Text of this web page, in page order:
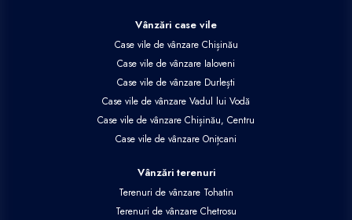
Vânzări case vile
Case vile de vânzare Chișinău
Case vile de vânzare Ialoveni
Case vile de vânzare Durlești
Case vile de vânzare Vadul lui Vodă
Case vile de vânzare Chișinău, Centru
Case vile de vânzare Onițcani
Vânzări terenuri
Terenuri de vânzare Tohatin
Terenuri de vânzare Chetrosu